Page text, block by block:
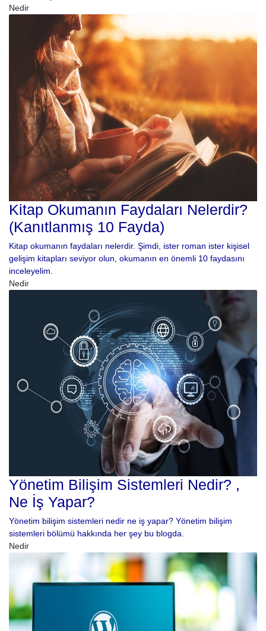
Nedir
Kitap Okumanın Faydaları Nelerdir?
(Kanıtlanmış 10 Fayda)
Kitap okumanın faydaları nelerdir. Şimdi, ister roman ister kişisel
gelişim kitapları seviyor olun, okumanın en önemli 10 faydasını
inceleyelim.
Nedir
Yönetim Bilişim Sistemleri Nedir? ,
Ne İş Yapar?
Yönetim bilişim sistemleri nedir ne iş yapar? Yönetim bilişim
sistemleri bölümü hakkında her şey bu blogda.
Nedir